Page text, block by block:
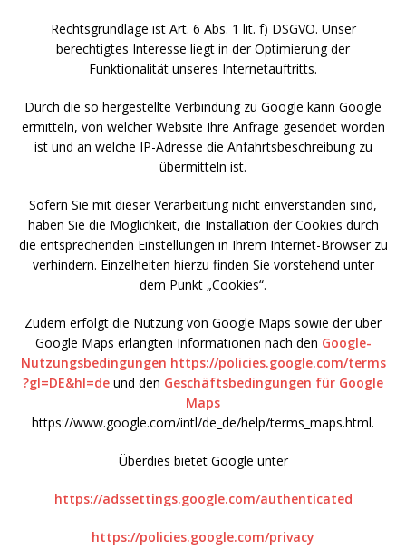
Rechtsgrundlage ist Art. 6 Abs. 1 lit. f) DSGVO. Unser
berechtigtes Interesse liegt in der Optimierung der
Funktionalität unseres Internetauftritts.
Durch die so hergestellte Verbindung zu Google kann Google
ermitteln, von welcher Website Ihre Anfrage gesendet worden
ist und an welche IP-Adresse die Anfahrtsbeschreibung zu
übermitteln ist.
Sofern Sie mit dieser Verarbeitung nicht einverstanden sind,
haben Sie die Möglichkeit, die Installation der Cookies durch
die entsprechenden Einstellungen in Ihrem Internet-Browser zu
verhindern. Einzelheiten hierzu finden Sie vorstehend unter
dem Punkt „Cookies“.
Zudem erfolgt die Nutzung von Google Maps sowie der über
Google Maps erlangten Informationen nach den Google-
Nutzungsbedingungen https://policies.google.com/terms
?gl=DE&hl=de und den Geschäftsbedingungen für Google
Maps
https://www.google.com/intl/de_de/help/terms_maps.html.
Überdies bietet Google unter
https://adssettings.google.com/authenticated
https://policies.google.com/privacy